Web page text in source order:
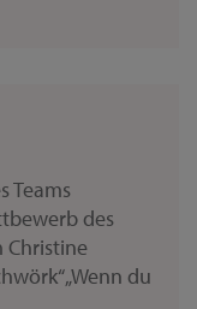
Teams
des
Christine
du